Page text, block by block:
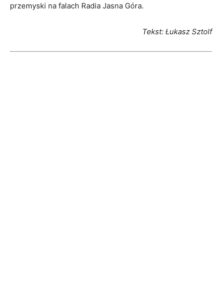
przemyski na falach Radia Jasna Góra.
Tekst: Łukasz Sztolf